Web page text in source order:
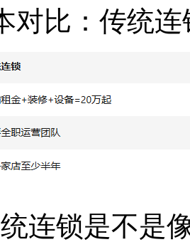
对比：传统
连锁是不是